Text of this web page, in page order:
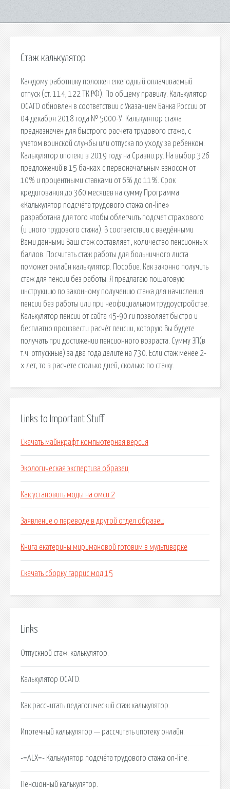
Стаж калькулятор
Каждому работнику положен ежегодный оплачиваемый
отпуск (ст. 114, 122 ТК РФ). По общему правилу. Калькулятор
ОСАГО обновлен в соответствии с Указанием Банка России от
04 декабря 2018 года № 5000-У. Калькулятор стажа
предназначен для быстрого расчета трудового стажа, с
учетом воинской службы или отпуска по уходу за ребенком.
Калькулятор ипотеки в 2019 году на Сравни.ру. На выбор 326
предложений в 15 банках с первоначальным взносом от
10% и процентными ставками от 6% до 11%. Срок
кредитования до 360 месяцев на сумму Программа
«Калькулятор подсчёта трудового стажа on-line»
разработана для того чтобы облегчить подсчет страхового
(и иного трудового стажа). В соответствии с введёнными
Вами данными Ваш стаж составляет , количество пенсионных
баллов. Посчитать стаж работы для больничного листа
поможет онлайн калькулятор. Пособие. Как законно получить
стаж для пенсии без работы. Я предлагаю пошаговую
инструкцию по законному получению стажа для начисления
пенсии без работы или при неофициальном трудоустройстве.
Калькулятор пенсии от сайта 45-90.ru позволяет быстро и
бесплатно произвести расчёт пенсии, которую Вы будете
получать при достижении пенсионного возраста. Сумму ЗП(в
т.ч. отпускные) за два года делите на 730. Если стаж менее 2-
х лет, то в расчете столько дней, сколько по стажу.
Links to Important Stuff
Скачать майнкрафт компьютерная версия
Экологическая экспертиза образец
Как установить моды на омси 2
Заявление о переводе в другой отдел образец
Книга екатерины миримановой готовим в мультиварке
Скачать сборку гаррис мод 15
Links
Отпускной стаж: калькулятор.
Калькулятор ОСАГО.
Как рассчитать педагогический стаж калькулятор.
Ипотечный калькулятор — рассчитать ипотеку онлайн.
-=ALX=- Калькулятор подсчёта трудового стажа on-line.
Пенсионный калькулятор.